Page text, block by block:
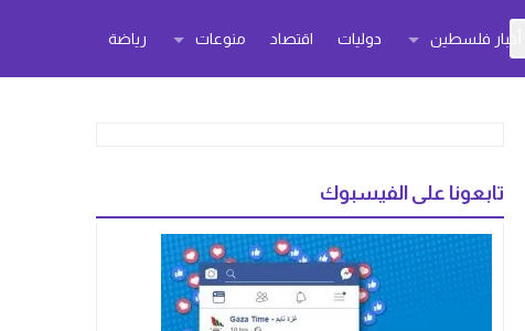
أخبار فلسطين دوليات اقتصاد منوعات رياضة
تابعونا على الفيسبوك